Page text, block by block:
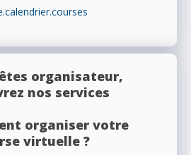
organisateur,
nos services
organiser votre
virtuelle ?